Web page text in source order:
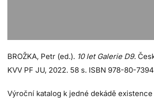
BROŽKA, Petr (ed.). 10 let Galerie D9.
KVV PF JU, 2022. 58 s. ISBN 978-80-
Výroční katalog k jedné dekádě